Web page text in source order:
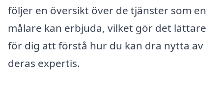
följer en översikt över de tjänster som en
målare kan erbjuda, vilket gör det lättare
för dig att förstå hur du kan dra nytta av
deras expertis.